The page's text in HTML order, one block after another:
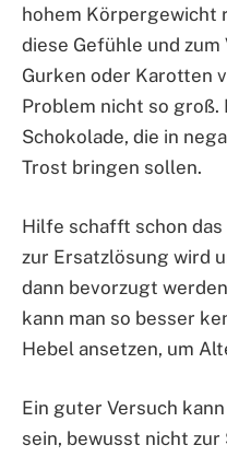
hohem Körpergewicht
diese Gefühle und zum
Gurken oder Karotten
Problem nicht so groß.
Schokolade, die in
Trost bringen sollen.
Hilfe schafft schon das
zur Ersatzlösung wird
dann bevorzugt
kann man so besser
Hebel ansetzen, um
Ein guter Versuch
sein, bewusst nicht